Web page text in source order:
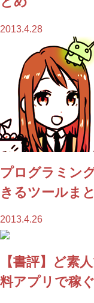
2013.4.28
プログラミン
きるツールま
2013.4.26
【書評】ど素
料アプリで稼